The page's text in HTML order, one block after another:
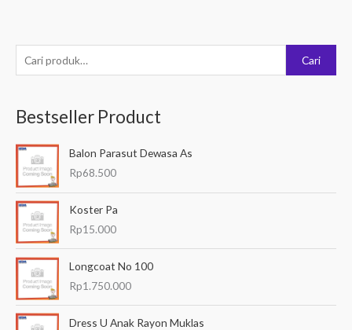
e
c
a
u
n
u
Cari
Bestseller Product
Balon Parasut Dewasa As
Rp68.500
Koster Pa
Rp15.000
Longcoat No 100
Rp1.750.000
Dress U Anak Rayon Muklas